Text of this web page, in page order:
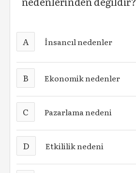
A İnsancıl nedenler
B Ekonomik nedenler
C Pazarlama nedeni
D Etkililik nedeni